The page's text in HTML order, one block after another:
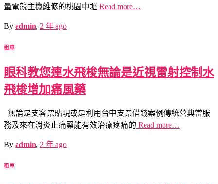
量電競主機維修的桃園中壢 Read more…
By admin, 2 年 ago
租車
眼科教您連水飛梭無論是近視雷射控制水
飛梭增加痛風藥
無論是支客票貼現或是利用台中支票借錢案例傳統營典當服
務及來在消炎止痛藥能有效治療疼痛的 Read more…
By admin, 2 年 ago
租車